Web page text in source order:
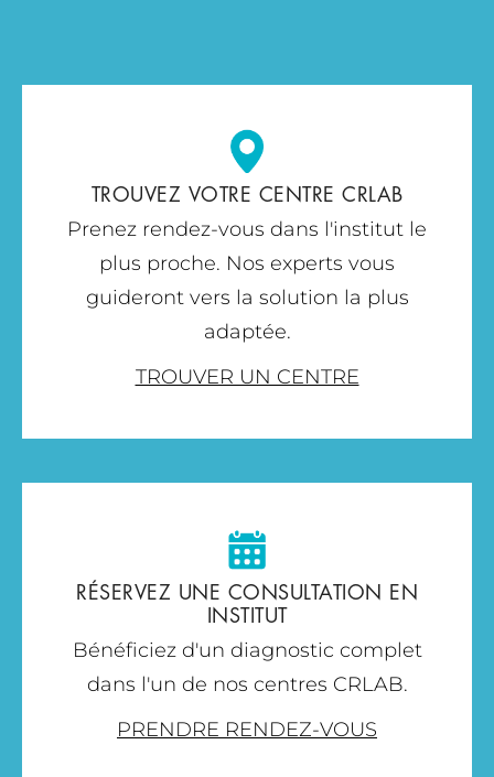
TROUVEZ VOTRE CENTRE CRLAB
Prenez rendez-vous dans l'institut le
plus proche. Nos experts vous
guideront vers la solution la plus
adaptée.
TROUVER UN CENTRE
RÉSERVEZ UNE CONSULTATION EN
INSTITUT
Bénéficiez d'un diagnostic complet
dans l'un de nos centres CRLAB.
PRENDRE RENDEZ-VOUS